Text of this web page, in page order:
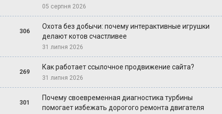
05 серпня 2026
306
Охота без добычи: почему интерактивные игрушки
делают котов счастливее
31 липня 2026
269
Как работает ссылочное продвижение сайта?
31 липня 2026
301
Почему своевременная диагностика турбины
помогает избежать дорогого ремонта двигателя